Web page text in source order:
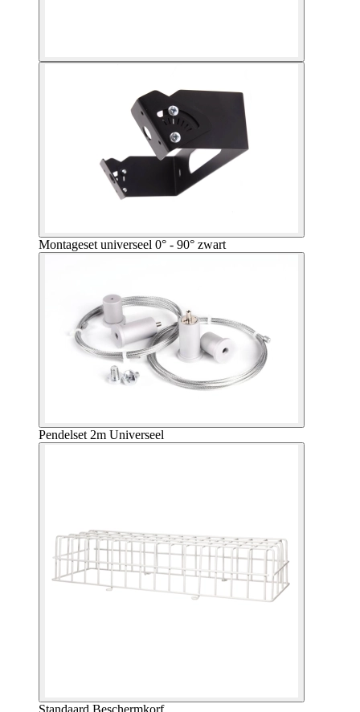
Montageset universeel 0° - 90° zwart
Pendelset 2m Universeel
Standaard Beschermkorf